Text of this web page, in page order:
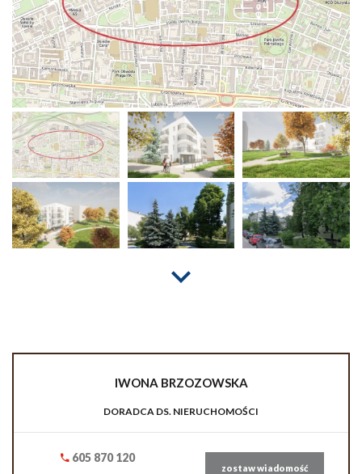
IWONA BRZOZOWSKA
DORADCA DS. NIERUCHOMOŚCI
605 870 120
zostaw wiadomość